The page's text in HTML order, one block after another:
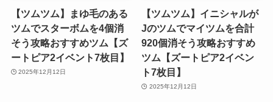
【ツムツム】まゆ毛のある
ツムでスターボムを4個消
そう攻略おすすめツム【ズ
ートピア2イベント7枚目】
2025年12月12日
【ツムツム】イニシャルが
Jのツムでマイツムを合計
920個消そう攻略おすすめ
ツム【ズートピア2イベン
ト7枚目】
2025年12月12日